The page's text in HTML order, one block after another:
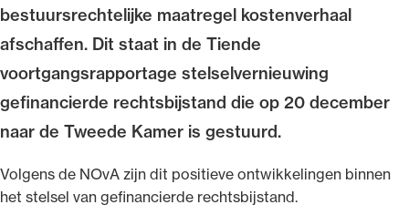
bestuursrechtelijke maatregel kostenverhaal
afschaffen. Dit staat in de Tiende
voortgangsrapportage stelselvernieuwing
gefinancierde rechtsbijstand die op 20 december
naar de Tweede Kamer is gestuurd.
Volgens de NOvA zijn dit positieve ontwikkelingen binnen
het stelsel van gefinancierde rechtsbijstand.
Ondersteuning voor advocaten bij hun
beroepsuitoefening: van de advocatenpas tot
geheimhoudernummers.